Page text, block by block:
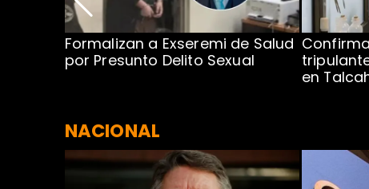
Formalizan a Exseremi de Salud
por Presunto Delito Sexual
en
NACIONAL